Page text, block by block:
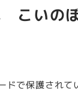
こいの
ドで保護され